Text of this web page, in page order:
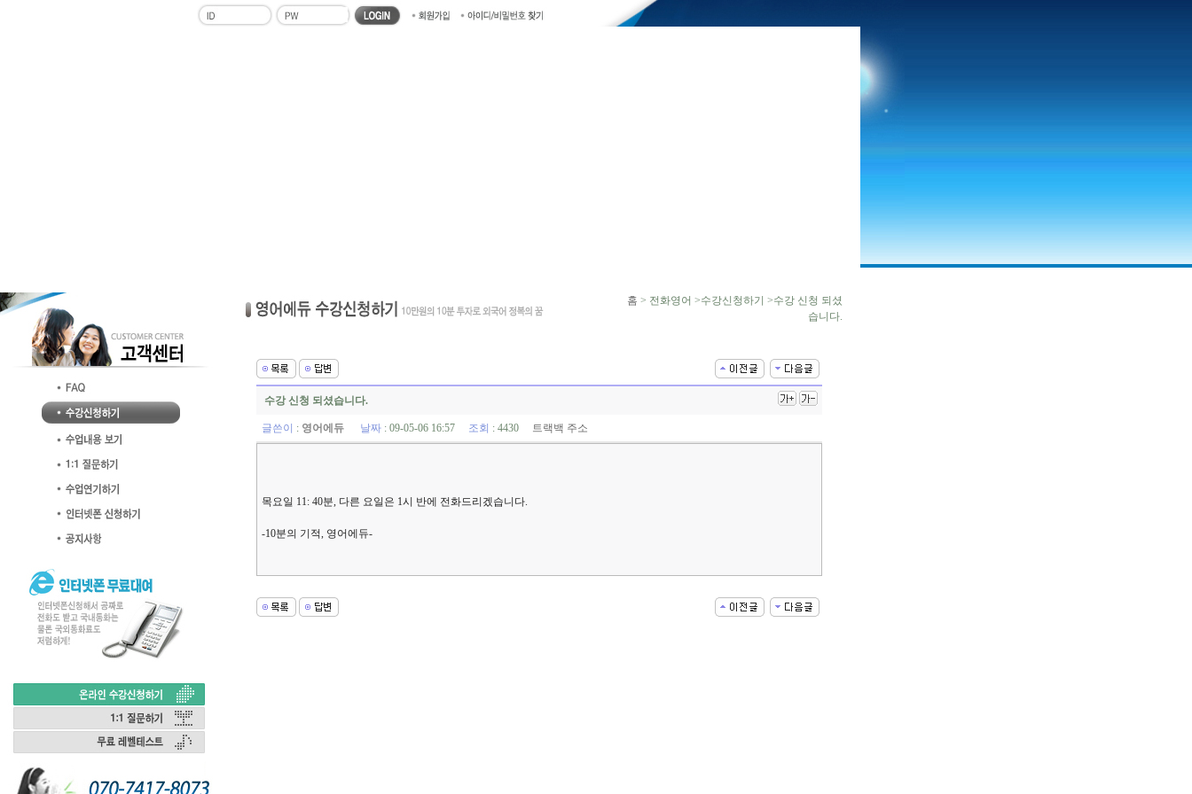
홈 > 전화영어 >수강신청하기 >수강 신청 되셨
습니다.
수강 신청 되셨습니다.
글쓴이 : 영어에듀 날짜: 09-05-06 16:57 조회 : 4430 트랙백 주소
목요일 11: 40분, 다른 요일은 1시 반에 전화드리겠습니다.
-10분의 기적, 영어에듀-